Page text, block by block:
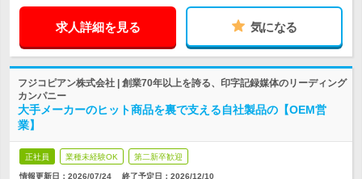
求人詳細を見る 気になる
フジコピアン株式会社 | 創業70年以上を誇る、印字記録媒体のリーディング
カンパニー
大手メーカーのヒット商品を裏で支える自社製品の【OEM営
業】
正社員 業種未経験OK 第二新卒歓迎
情報更新日：2026/07/24 終了予定日： 2026/12/10